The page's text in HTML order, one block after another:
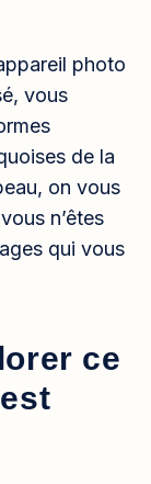
photo
vous
de la
on vous
n’êtes
qui vous
ce